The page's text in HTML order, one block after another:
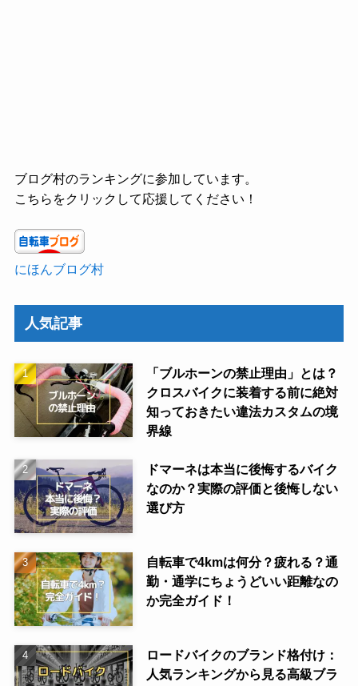
ブログ村のランキングに参加しています。
こちらをクリックして応援してください！
にほんブログ村
人気記事
「ブルホーンの禁止理由」とは？
クロスバイクに装着する前に絶対
知っておきたい違法カスタムの境
界線
ドマーネは本当に後悔するバイク
なのか？実際の評価と後悔しない
選び方
自転車で4kmは何分？疲れる？通
勤・通学にちょうどいい距離なの
か完全ガイド！
ロードバイクのブランド格付け：
人気ランキングから見る高級ブラ